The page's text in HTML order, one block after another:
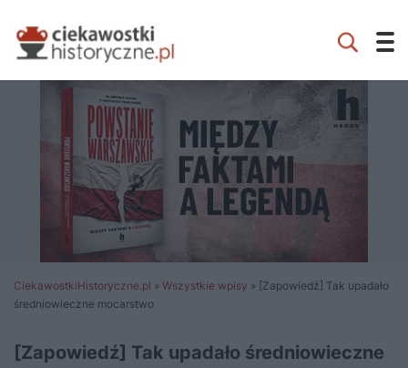
CiekawostkiHistoryczne.pl » Wszystkie wpisy » [Zapowiedź] Tak upadało
średniowieczne mocarstwo
[Zapowiedź] Tak upadało średniowieczne